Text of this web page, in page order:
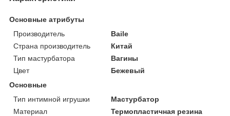
Основные атрибуты
Производитель
Baile
Страна производитель
Китай
Тип мастурбатора
Вагины
Цвет
Бежевый
Основные
Тип интимной игрушки
Мастурбатор
Материал
Термопластичная резина